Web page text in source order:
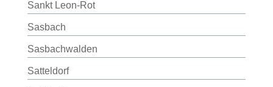
Sankt Leon-Rot
Sasbach
Sasbachwalden
Satteldorf